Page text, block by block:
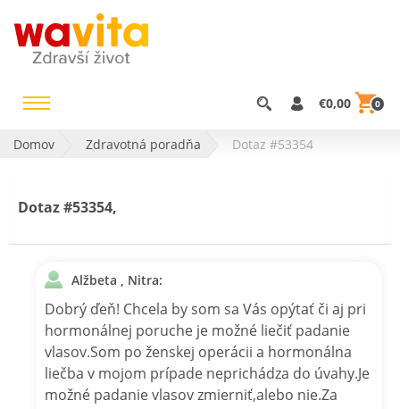
€0,00 0
Domov Zdravotná poradňa Dotaz #53354
Dotaz #53354,
Alžbeta , Nitra:
Dobrý ďeň! Chcela by som sa Vás opýtať či aj pri
hormonálnej poruche je možné liečiť padanie
vlasov.Som po ženskej operácii a hormonálna
liečba v mojom prípade neprichádza do úvahy.Je
možné padanie vlasov zmierniť,alebo nie.Za